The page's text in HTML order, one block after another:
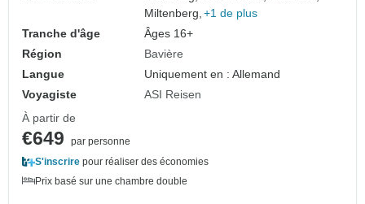
Miltenberg, +1 de plus
Tranche d'âge
Âges 16+
Région
Bavière
Langue
Uniquement en : Allemand
Voyagiste
ASI Reisen
À partir de
€649
par personne
S'inscrire pour réaliser des économies
Prix basé sur une chambre double